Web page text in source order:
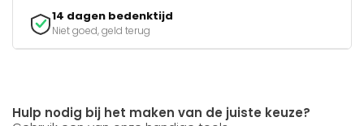
14 dagen bedenktijd
Niet goed, geld terug
Hulp nodig bij het maken van de juiste keuze?